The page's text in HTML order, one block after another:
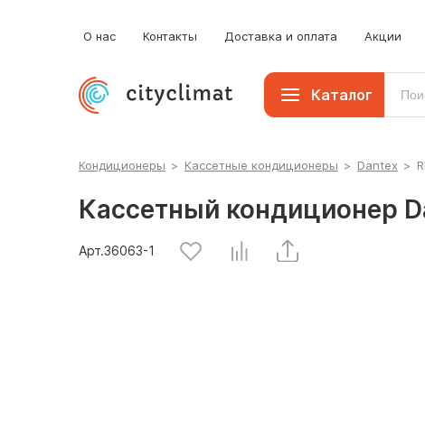
О нас Контакты Доставка и оплата Акции
Каталог
Кондиционеры > Кассетные кондиционеры > Dantex >
Кассетный кондиционер
Арт.36063-1